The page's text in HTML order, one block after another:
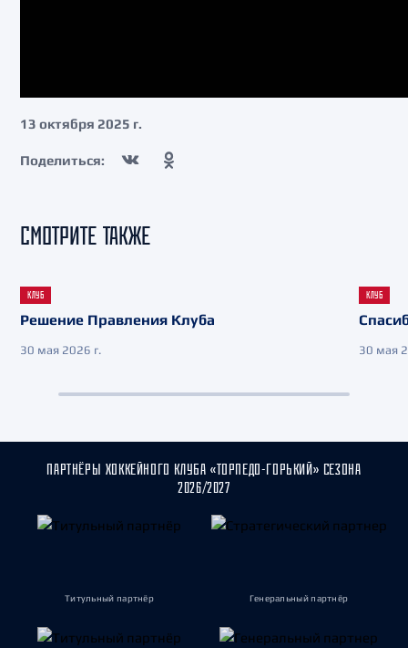
13 октября 2025 г.
Поделиться:
СМОТРИТЕ ТАКЖЕ
КЛУБ
Решение Правления Клуба
30 мая 2026 г.
КЛУБ
30 мая
ПАРТНЁРЫ ХОККЕЙНОГО КЛУБА «ТОРПЕДО-ГОРЬКИЙ» СЕЗОНА
2026/2027
Титульный партнёр Генеральный партнёр